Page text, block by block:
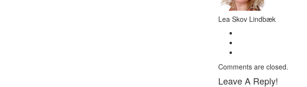
Lea Skov Lindbæk
Comments are closed.
Leave A Reply!